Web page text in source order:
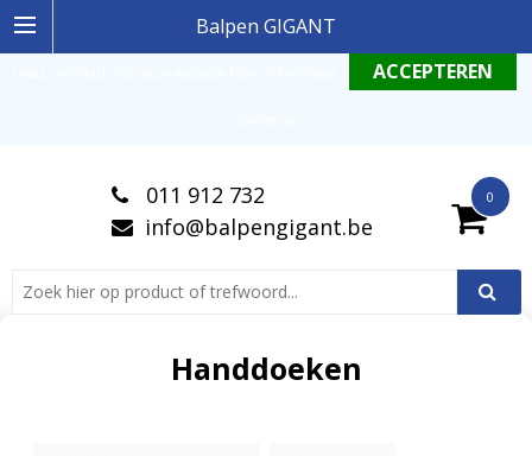
Balpen GIGANT
0
011 912 732
info@balpengigant.be
Handdoeken
Ingelogde gebruiker stemt in met de geldende omgang productinformatie